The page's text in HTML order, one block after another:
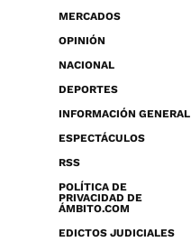
MERCADOS
OPINIÓN
NACIONAL
DEPORTES
INFORMACIÓN GENERAL
ESPECTÁCULOS
RSS
POLÍTICA DE
PRIVACIDAD DE
ÁMBITO.COM
EDICTOS JUDICIALES